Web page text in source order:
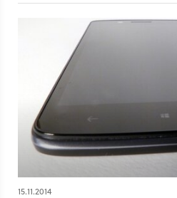
15.11.2014